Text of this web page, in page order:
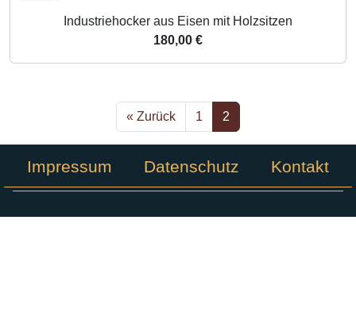
Industriehocker aus Eisen mit Holzsitzen
180,00 €
« Zurück 1 2
Impressum Datenschutz Kontakt